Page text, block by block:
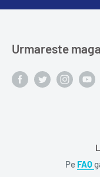
Urmareste
Pe FAQ